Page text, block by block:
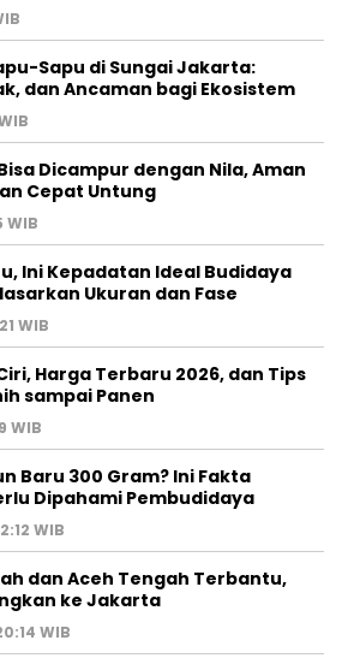
Sapu di Sungai Jakarta:
dan Ancaman bagi Ekosistem
Dicampur dengan Nila, Aman
Cepat Untung
WIB
Ini Kepadatan Ideal Budidaya
Ukuran dan Fase
WIB
Harga Terbaru 2026, dan Tips
sampai Panen
WIB
Baru 300 Gram? Ini Fakta
Dipahami Pembudidaya
WIB
dan Aceh Tengah Terbantu,
ke Jakarta
WIB